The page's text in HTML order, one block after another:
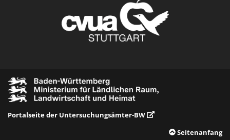
Portalseite der Untersuchungsämter-BW
Seitenanfang